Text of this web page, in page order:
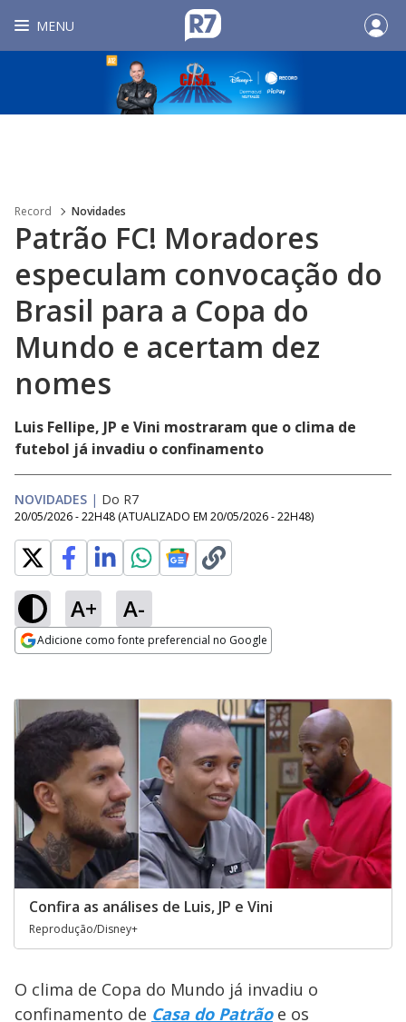
MENU
Record Novidades
Patrão FC! Moradores
especulam convocação do
Brasil para a Copa do
Mundo e acertam dez
nomes
Luis Fellipe, JP e Vini mostraram que o clima de
futebol já invadiu o confinamento
NOVIDADES | Do R7
20/05/2026 - 22H48 (ATUALIZADO EM 20/05/2026 - 22H48)
A+ A-
Adicione como fonte preferencial no Google
Confira as análises de Luis, JP e Vini
Reprodução/Disney+
O clima de Copa do Mundo já invadiu o
confinamento de Casa do Patrãoe os